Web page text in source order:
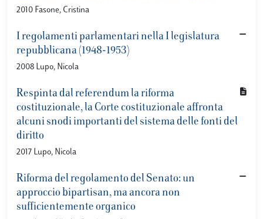
2010 Fasone, Cristina
I regolamenti parlamentari nella I legislatura
repubblicana (1948-1953)
2008 Lupo, Nicola
Respinta dal referendum la riforma
costituzionale, la Corte costituzionale affronta
alcuni snodi importanti del sistema delle fonti del
diritto
2017 Lupo, Nicola
Riforma del regolamento del Senato: un
approccio bipartisan, ma ancora non
sufficientemente organico